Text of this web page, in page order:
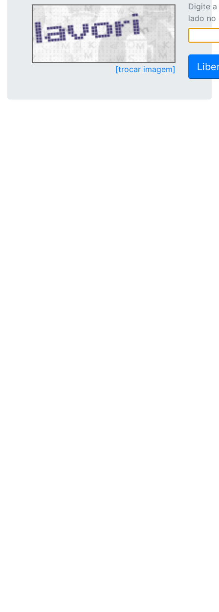
[trocar imagem]
Digite
lado no